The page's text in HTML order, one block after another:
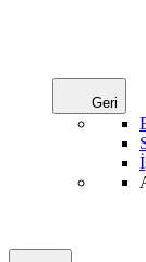
Geri